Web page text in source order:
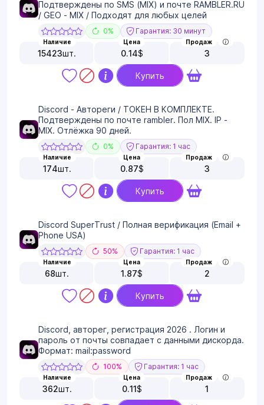
Подтверждены по SMS (MIX) и почте RAMBLER.RU
/ GEO - MIX / Подходят для любых целей
0% Гарантия: 30 минут
Наличие
15423шт.
Цена
0.14$
Продаж
3
Купить
Discord - Автореги / ТОКЕН В КОМПЛЕКТЕ.
Подтверждены по почте rambler. Пол MIX. IP -
MIX. Отлёжка 90 дней.
0% Гарантия: 1 час
Наличие
174шт.
Цена
0.87$
Продаж
3
Купить
Discord SuperTrust / Полная верификация (Email +
Phone USA)
50% Гарантия: 1 час
Наличие
68шт.
Цена
1.87$
Продаж
2
Купить
Discord, авторег, регистрация 2026 . Логин и
пароль от почты совпадает с данными дискорда.
Формат: mail:password
100% Гарантия: 1 час
Наличие
362шт.
Цена
0.11$
Продаж
1